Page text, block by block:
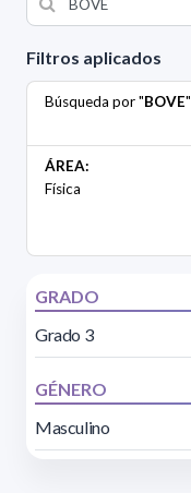
Filtros aplicados
Búsqueda por "BOVE"
ÁREA:
Física
GRADO
Grado 3
GÉNERO
Masculino